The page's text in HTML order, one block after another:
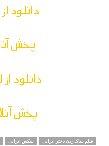
دانلود
پخش
دانلود
پخش
سکس ایرانی
فیلم ساک زدن دختر ایرانی